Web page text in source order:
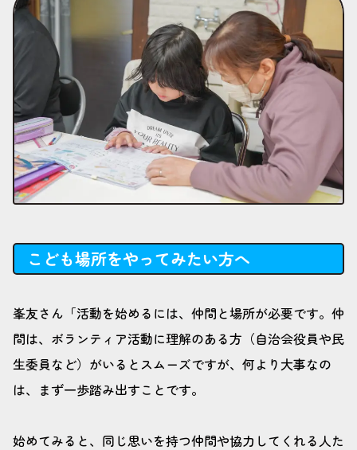
こども場所をやってみたい方へ
峯友さん「活動を始めるには、仲間と場所が必要です。仲
間は、ボランティア活動に理解のある方（自治会役員や民
生委員など）がいるとスムーズですが、何より大事なの
は、まず一歩踏み出すことです。
始めてみると、同じ思いを持つ仲間や協力してくれる人た